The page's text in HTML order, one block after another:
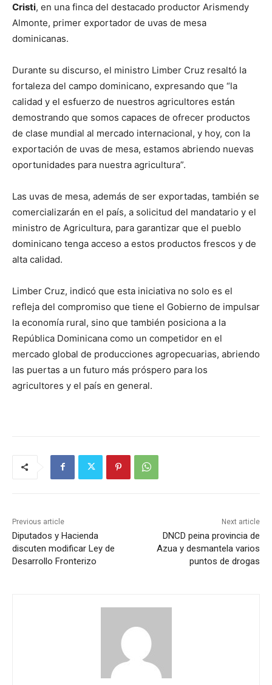
Cristi, en una finca del destacado productor Arismendy
Almonte, primer exportador de uvas de mesa
dominicanas.
Durante su discurso, el ministro Limber Cruz resaltó la
fortaleza del campo dominicano, expresando que “la
calidad y el esfuerzo de nuestros agricultores están
demostrando que somos capaces de ofrecer productos
de clase mundial al mercado internacional, y hoy, con la
exportación de uvas de mesa, estamos abriendo nuevas
oportunidades para nuestra agricultura”.
Las uvas de mesa, además de ser exportadas, también se
comercializarán en el país, a solicitud del mandatario y el
ministro de Agricultura, para garantizar que el pueblo
dominicano tenga acceso a estos productos frescos y de
alta calidad.
Limber Cruz, indicó que esta iniciativa no solo es el
refleja del compromiso que tiene el Gobierno de impulsar
la economía rural, sino que también posiciona a la
República Dominicana como un competidor en el
mercado global de producciones agropecuarias, abriendo
las puertas a un futuro más próspero para los
agricultores y el país en general.
Previous article
Diputados y Hacienda
discuten modificar Ley de
Desarrollo Fronterizo
Next article
DNCD peina provincia de
Azua y desmantela varios
puntos de drogas